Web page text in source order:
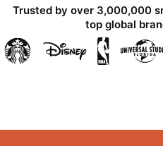
Trusted by over 3,000,000
top global